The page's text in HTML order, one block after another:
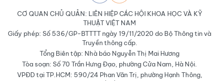
CƠ QUAN CHỦ QUẢN: LIÊN HIỆP CÁC HỘI KHOA HỌC VÀ KỸ
THUẬT VIỆT NAM
Giấy phép: Số 536/GP-BTTTT ngày 19/11/2020 do Bộ Thông tin và
Truyền thông cấp.
Tổng Biên tập: Nhà báo Nguyễn Thị Mai Hương
Tòa soạn: Số 70 Trần Hưng Đạo, phường Cửa Nam, Hà Nội.
VPĐD tại TP.HCM: 590/24 Phan Văn Trị, phường Hạnh Thông,